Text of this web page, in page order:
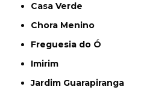
Casa Verde
Chora Menino
Freguesia do Ó
Imirim
Jardim Guarapiranga